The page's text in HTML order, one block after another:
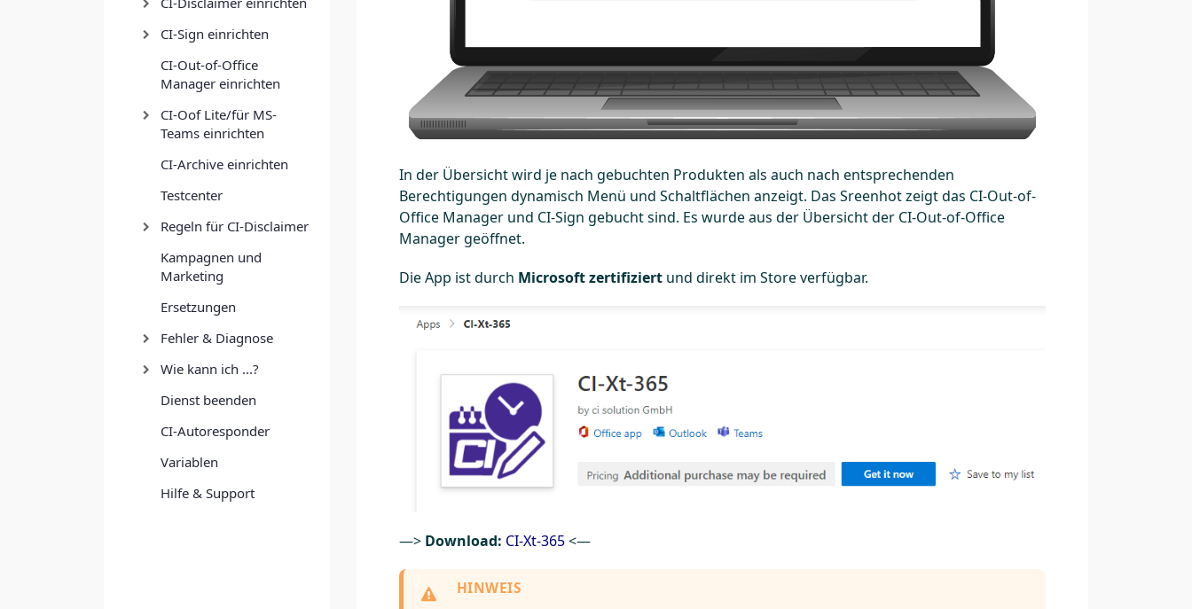
CI-Sign einrichten
CI-Out-of-Office
Manager einrichten
CI-Oof Lite/für MS-
Teams einrichten
CI-Archive einrichten
Testcenter
Regeln für CI-Disclaimer
Kampagnen und
Marketing
Ersetzungen
Fehler & Diagnose
Wie kann ich ...?
Dienst beenden
CI-Autoresponder
Variablen
Hilfe & Support
In der Übersicht wird je nach gebuchten Produkten als auch nach entsprechenden
Berechtigungen dynamisch Menü und Schaltflächen anzeigt. Das Sreenhot zeigt das CI-Out-of-
Office Manager und CI-Sign gebucht sind. Es wurde aus der Übersicht der CI-Out-of-Office
Manager geöffnet.
Die App ist durch Microsoft zertifiziert und direkt im Store verfügbar.
—> Download: CI-Xt-365<—